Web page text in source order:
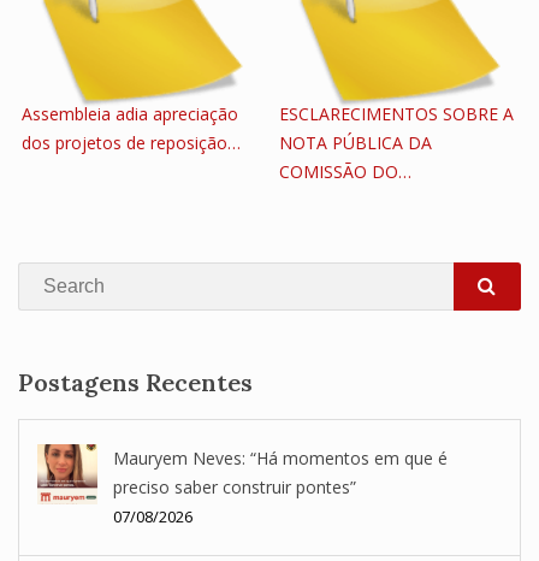
Assembleia adia apreciação
dos projetos de reposição…
ESCLARECIMENTOS SOBRE A
NOTA PÚBLICA DA
COMISSÃO DO…
Search
Postagens Recentes
Mauryem Neves: “Há momentos em que é
preciso saber construir pontes”
07/08/2026